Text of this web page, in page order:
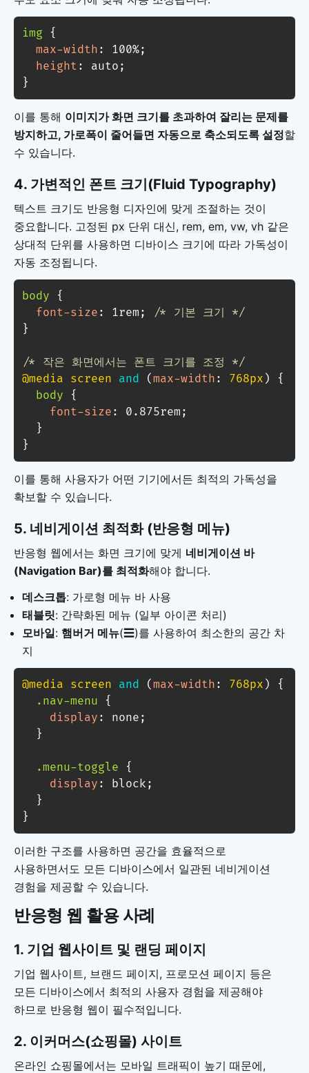
img
{
max-width : 100%;
height : auto ;
}
이를 통해 이미지가 화면 크기를 초과하여 잘리는 문제를
방지하고, 가로폭이 줄어들면 자동으로 축소되도록 설정할
수 있습니다.
4. 가변적인 폰트 크기(Fluid Typography)
텍스트 크기도 반응형 디자인에 맞게 조절하는 것이
중요합니다. 고정된 px 단위 대신, rem, em, vw, vh 같은
상대적 단위를 사용하면 디바이스 크기에 따라 가독성이
자동 조정됩니다.
body
{
font-size : 1rem ;
/* 기본 크기 */
}
/* 작은 화면에서는 폰트 크기를 조정 */
@media screen and (max-width : 768px )
{
body
{
font-size : 0.875rem ;
}
}
이를 통해 사용자가 어떤 기기에서든 최적의 가독성을
확보할 수 있습니다.
5. 네비게이션 최적화 (반응형 메뉴)
반응형 웹에서는 화면 크기에 맞게 네비게이션 바
(Navigation Bar)를 최적화해야 합니다.
데스크톱: 가로형 메뉴 바 사용
태블릿: 간략화된 메뉴 (일부 아이콘 처리)
모바일: 햄버거 메뉴(☰)를 사용하여 최소한의 공간 차
지
@media screen and (max-width : 768px )
{
.nav-menu
{
display : none ;
}
.menu-toggle
{
display : block ;
}
}
이러한 구조를 사용하면 공간을 효율적으로
사용하면서도 모든 디바이스에서 일관된 네비게이션
경험을 제공할 수 있습니다.
반응형 웹 활용 사례
1. 기업 웹사이트 및 랜딩 페이지
기업 웹사이트, 브랜드 페이지, 프로모션 페이지 등은
모든 디바이스에서 최적의 사용자 경험을 제공해야
하므로 반응형 웹이 필수적입니다.
2. 이커머스(쇼핑몰) 사이트
온라인 쇼핑몰에서는 모바일 트래픽이 높기 때문에,